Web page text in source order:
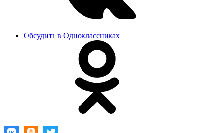
Обсудить в Одноклассниках